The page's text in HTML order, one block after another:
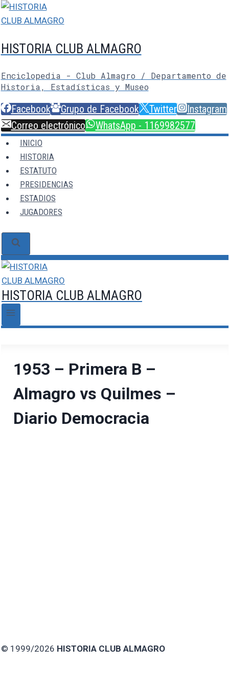
Saltar
al
HISTORIA CLUB ALMAGRO
Enciclopedia - Club Almagro / Departamento de
Historia, Estadísticas y Museo
Facebook Grupo de Facebook Twitter
Instagram
Correo electrónico
WhatsApp - 1169982577
INICIO
HISTORIA
ESTATUTO
PRESIDENCIAS
ESTADIOS
JUGADORES
HISTORIA CLUB ALMAGRO
1953 – Primera B –
Almagro vs Quilmes –
Diario Democracia
© 1999/2026 HISTORIA CLUB ALMAGRO